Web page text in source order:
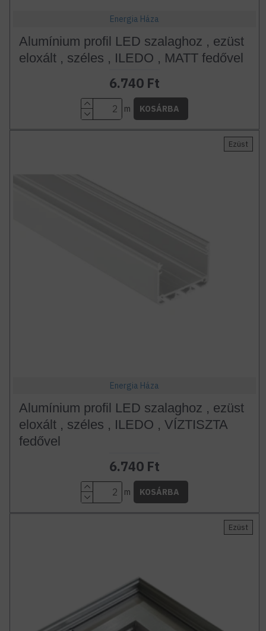
Energia Háza
Alumínium profil LED szalaghoz , ezüst
eloxált , széles , ILEDO , MATT fedővel
6.740 Ft
m KOSÁRBA
Ezüst
Energia Háza
Alumínium profil LED szalaghoz , ezüst
eloxált , széles , ILEDO , VÍZTISZTA
fedővel
6.740 Ft
m KOSÁRBA
Ezüst